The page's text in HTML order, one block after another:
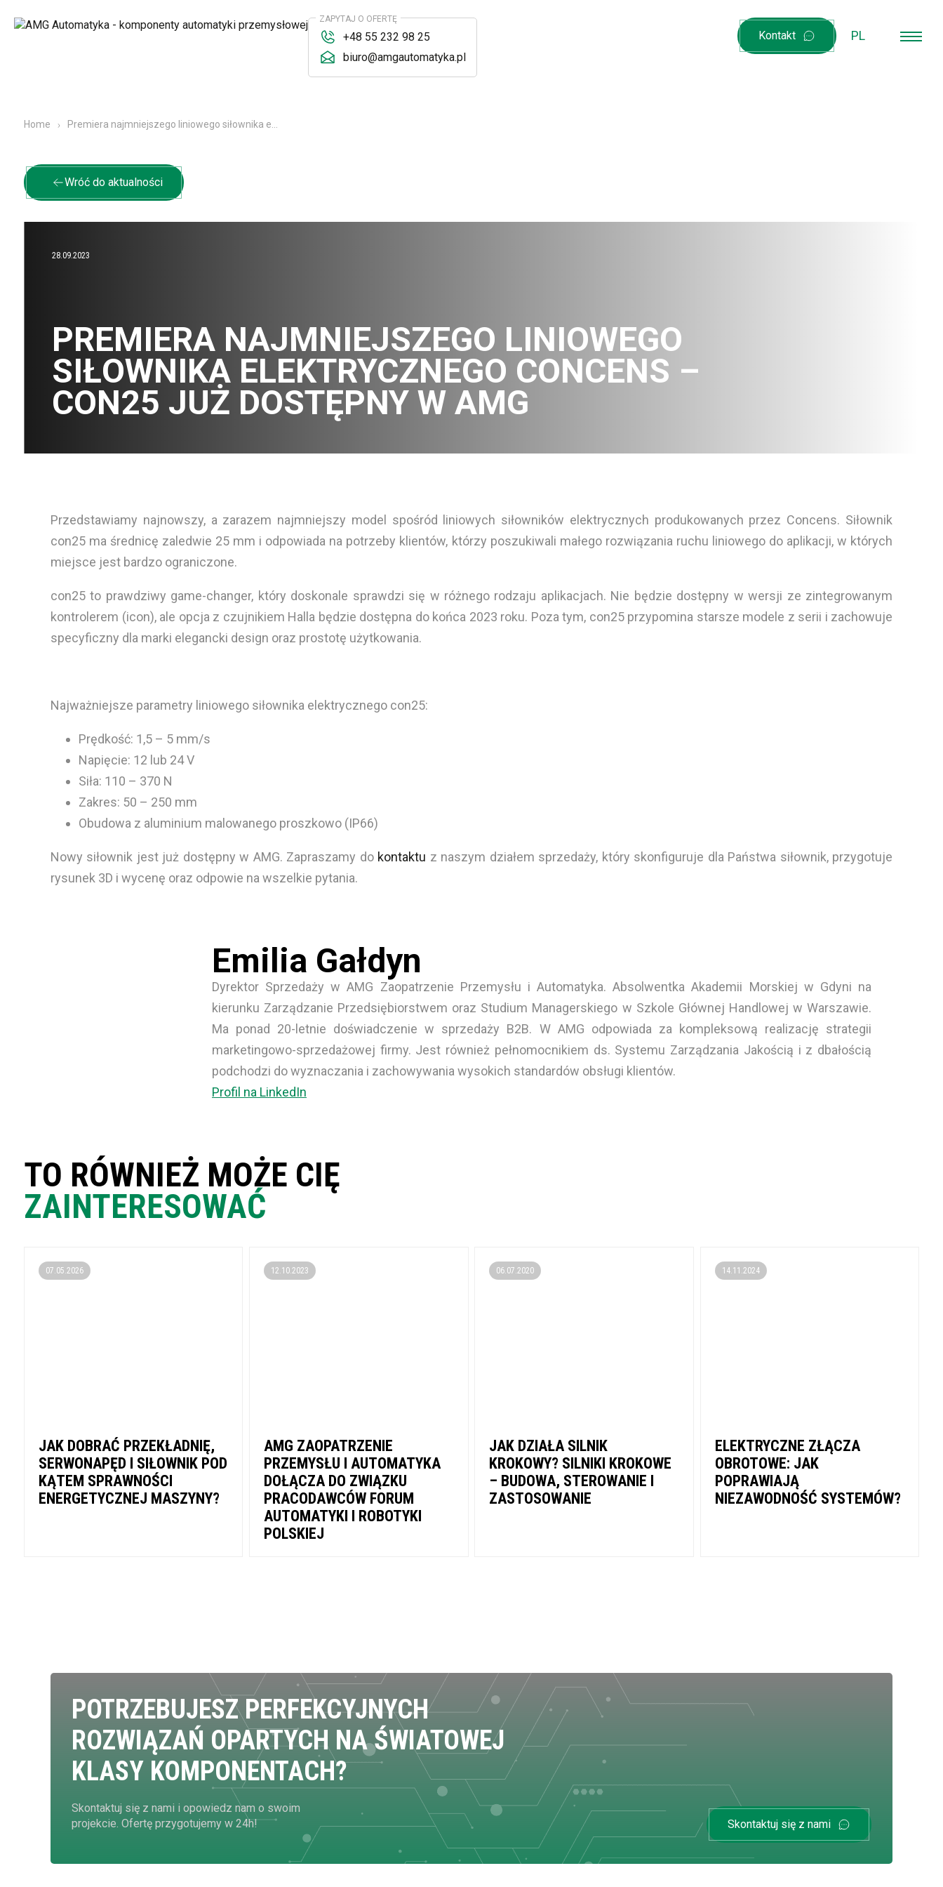
ZAPYTAJ O OFERTĘ
+48 55 232 98 25
biuro@amgautomatyka.pl
Kontakt PL
Home
Wróć do aktualności
28.09.2023
PREMIERA NAJMNIEJSZEGO LINIOWEGO
SIŁOWNIKA ELEKTRYCZNEGO CONCENS –
CON25 JUŻ DOSTĘPNY W AMG
Przedstawiamy najnowszy, a zarazem najmniejszy model spośród liniowych siłowników elektrycznych produkowanych przez Concens. Siłownik
con25 ma średnicę zaledwie 25 mm i odpowiada na potrzeby klientów, którzy poszukiwali małego rozwiązania ruchu liniowego do aplikacji, w których
miejsce jest bardzo ograniczone.
con25 to prawdziwy game-changer, który doskonale sprawdzi się w różnego rodzaju aplikacjach. Nie będzie dostępny w wersji ze zintegrowanym
kontrolerem (icon), ale opcja z czujnikiem Halla będzie dostępna do końca 2023 roku. Poza tym, con25 przypomina starsze modele z serii i zachowuje
specyficzny dla marki elegancki design oraz prostotę użytkowania.
Najważniejsze parametry liniowego siłownika elektrycznego con25:
Prędkość: 1,5 – 5 mm/s
Napięcie: 12 lub 24 V
Siła: 110 – 370 N
Zakres: 50 – 250 mm
Obudowa z aluminium malowanego proszkowo (IP66)
Nowy siłownik jest już dostępny w AMG. Zapraszamy do kontaktu z naszym działem sprzedaży, który skonfiguruje dla Państwa siłownik, przygotuje
rysunek 3D i wycenę oraz odpowie na wszelkie pytania.
Emilia Gałdyn
Dyrektor Sprzedaży w AMG Zaopatrzenie Przemysłu i Automatyka. Absolwentka Akademii Morskiej w Gdyni na
kierunku Zarządzanie Przedsiębiorstwem oraz Studium Managerskiego w Szkole Głównej Handlowej w Warszawie.
Ma ponad 20-letnie doświadczenie w sprzedaży B2B. W AMG odpowiada za kompleksową realizację strategii
marketingowo-sprzedażowej firmy. Jest również pełnomocnikiem ds. Systemu Zarządzania Jakością i z dbałością
podchodzi do wyznaczania i zachowywania wysokich standardów obsługi klientów.
Profil na LinkedIn
TO RÓWNIEŻ MOŻE CIĘ
ZAINTERESOWAĆ
07.05.2026
JAK DOBRAĆ PRZEKŁADNIĘ,
SERWONAPĘD I SIŁOWNIK POD
KĄTEM SPRAWNOŚCI
ENERGETYCZNEJ MASZYNY?
12.10.2023
AMG ZAOPATRZENIE
PRZEMYSŁU I AUTOMATYKA
DOŁĄCZA DO ZWIĄZKU
PRACODAWCÓW FORUM
AUTOMATYKI I ROBOTYKI
POLSKIEJ
06.07.2020
JAK DZIAŁA SILNIK
KROKOWY? SILNIKI KROKOWE
– BUDOWA, STEROWANIE I
ZASTOSOWANIE
14.11.2024
ELEKTRYCZNE ZŁĄCZA
OBROTOWE: JAK
POPRAWIAJĄ
NIEZAWODNOŚĆ SYSTEMÓW?
POTRZEBUJESZ PERFEKCYJNYCH
ROZWIĄZAŃ OPARTYCH NA ŚWIATOWEJ
KLASY KOMPONENTACH?
Skontaktuj się z nami i opowiedz nam o swoim
projekcie. Ofertę przygotujemy w 24h!
Skontaktuj się z nami